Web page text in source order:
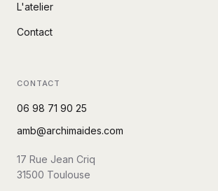
L'atelier
Contact
CONTACT
06 98 71 90 25
amb@archimaides.com
17 Rue Jean Criq
31500 Toulouse